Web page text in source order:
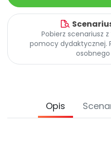
Promocje
Pobierz scenariusz
pomocy dydaktycznej.
Opis